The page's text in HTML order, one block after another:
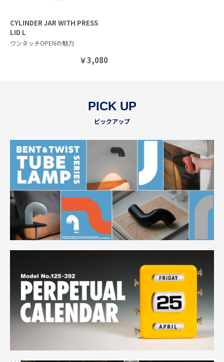
CYLINDER JAR WITH PRESS
LID L
ワンタッチOPENの魅力
￥3,080
PICK UP
ピックアップ